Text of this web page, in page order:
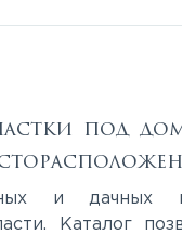
под
и дачных
Каталог